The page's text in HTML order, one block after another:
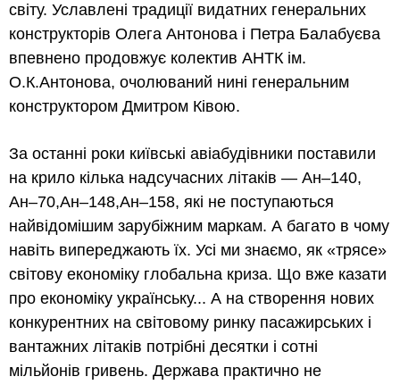
світу. Уславлені традиції видатних генеральних
конструкторів Олега Антонова і Петра Балабуєва
впевнено продовжує колектив АНТК ім.
О.К.Антонова, очолюваний нині генеральним
конструктором Дмитром Ківою.
За останні роки київські авіабудівники поставили
на крило кілька надсучасних літаків — Ан–140,
Ан–70,Ан–148,Ан–158, які не поступаються
найвідомішим зарубіжним маркам. А багато в чому
навіть випереджають їх. Усі ми знаємо, як «трясе»
світову економіку глобальна криза. Що вже казати
про економіку українську... А на створення нових
конкурентних на світовому ринку пасажирських і
вантажних літаків потрібні десятки і сотні
мільйонів гривень. Держава практично не